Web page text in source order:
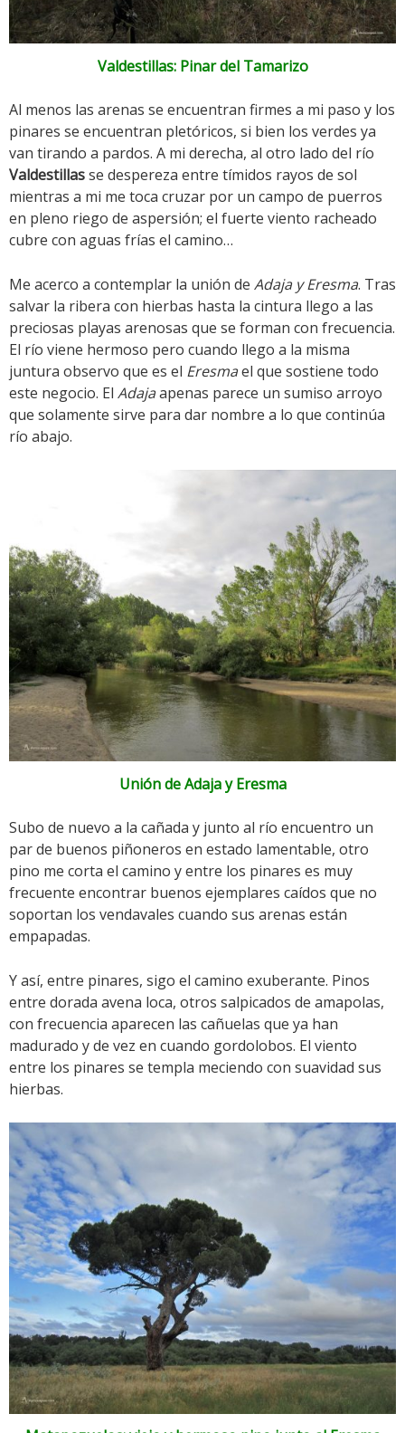
Valdestillas: Pinar del Tamarizo
Al menos las arenas se encuentran firmes a mi paso y los
pinares se encuentran pletóricos, si bien los verdes ya
van tirando a pardos. A mi derecha, al otro lado del río
Valdestillasse despereza entre tímidos rayos de sol
mientras a mi me toca cruzar por un campo de puerros
en pleno riego de aspersión; el fuerte viento racheado
cubre con aguas frías el camino…
Me acerco a contemplar la unión de Adaja y Eresma. Tras
salvar la ribera con hierbas hasta la cintura llego a las
preciosas playas arenosas que se forman con frecuencia.
El río viene hermoso pero cuando llego a la misma
juntura observo que es el Eresmael que sostiene todo
este negocio. El Adajaapenas parece un sumiso arroyo
que solamente sirve para dar nombre a lo que continúa
río abajo.
Unión de Adaja y Eresma
Subo de nuevo a la cañada y junto al río encuentro un
par de buenos piñoneros en estado lamentable, otro
pino me corta el camino y entre los pinares es muy
frecuente encontrar buenos ejemplares caídos que no
soportan los vendavales cuando sus arenas están
empapadas.
Y así, entre pinares, sigo el camino exuberante. Pinos
entre dorada avena loca, otros salpicados de amapolas,
con frecuencia aparecen las cañuelas que ya han
madurado y de vez en cuando gordolobos. El viento
entre los pinares se templa meciendo con suavidad sus
hierbas.